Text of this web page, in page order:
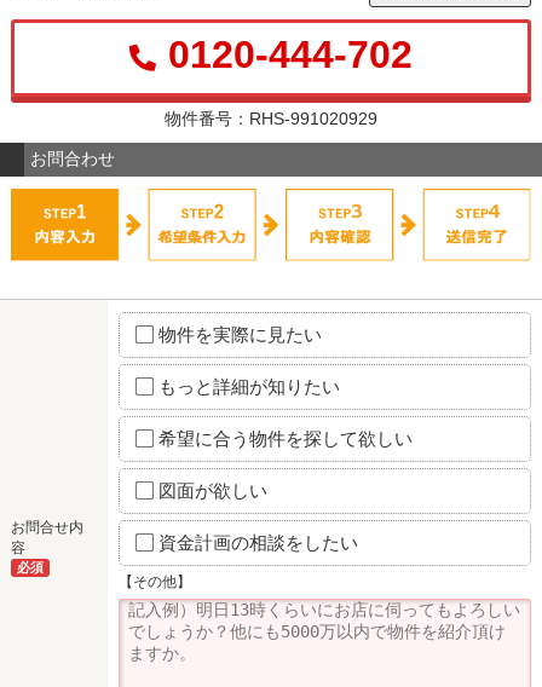
0120-444-702
物件番号：RHS-991020929
お問合わせ
お問合せ内
容
必須
物件を実際に見たい
もっと詳細が知りたい
希望に合う物件を探して欲しい
図面が欲しい
資金計画の相談をしたい
【その他】